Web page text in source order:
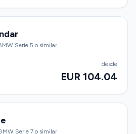
Serie 5 o similar
desde
EUR 104.04
Serie 7 o similar